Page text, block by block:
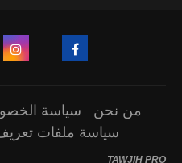
من نحن سياسة
سياسة ملفات تعريف
TAWJIH PRO